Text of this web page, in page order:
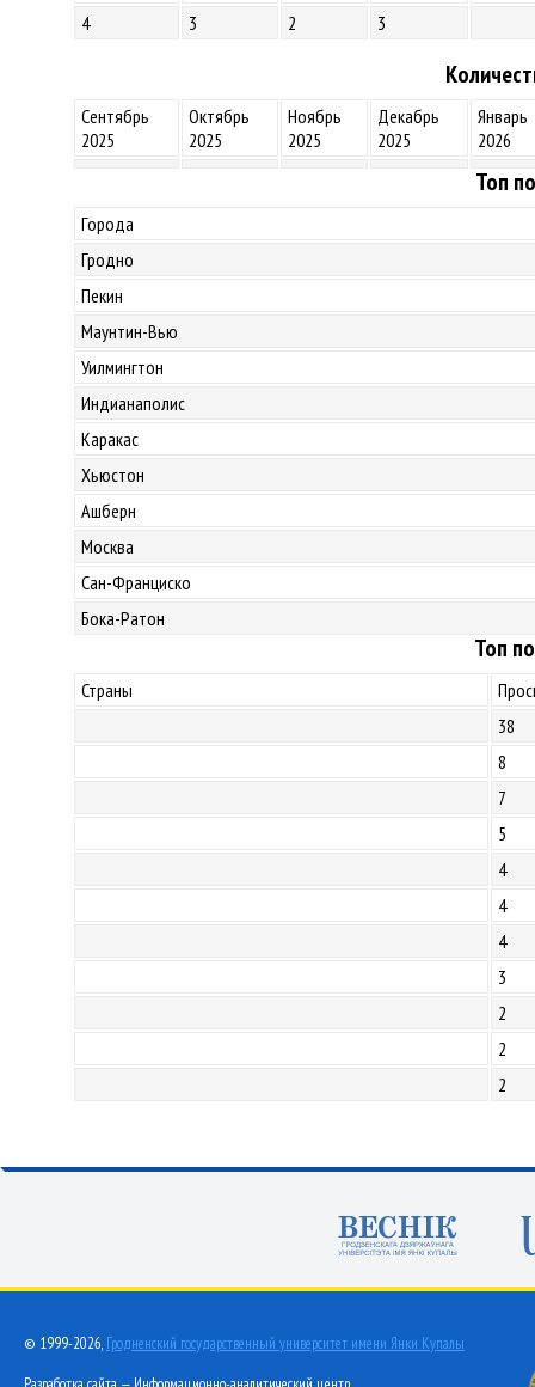
4
3 2 3
Сентябрь
2025
Октябрь
2025
Ноябрь
2025
Декабрь
2025
Январь
2026
Топ
Города
Гродно
Пекин
Маунтин-Вью
Уилмингтон
Индианаполис
Каракас
Хьюстон
Ашберн
Москва
Сан-Франциско
Бока-Ратон
Топ
Страны
38
8
7
5
4
4
4
3
2
2
2
© 1999-2026, Гродненский государственный университет имени Янки Купалы